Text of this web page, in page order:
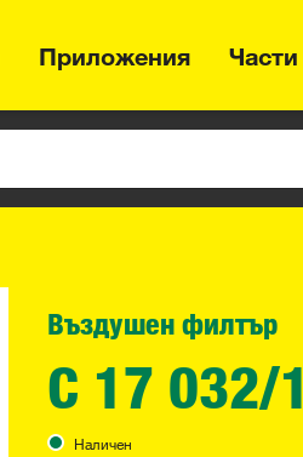
Приложения Части
Въздушен филтър
C 17 032/1
Наличен